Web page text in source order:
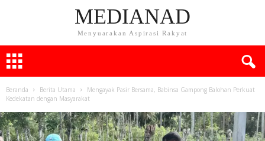
MEDIANAD
Menyuarakan Aspirasi Rakyat
Beranda Berita Utama
Mengayak Pasir Bersama, Babinsa Gampong Balohan Perkuat
Kedekatan dengan Masyarakat